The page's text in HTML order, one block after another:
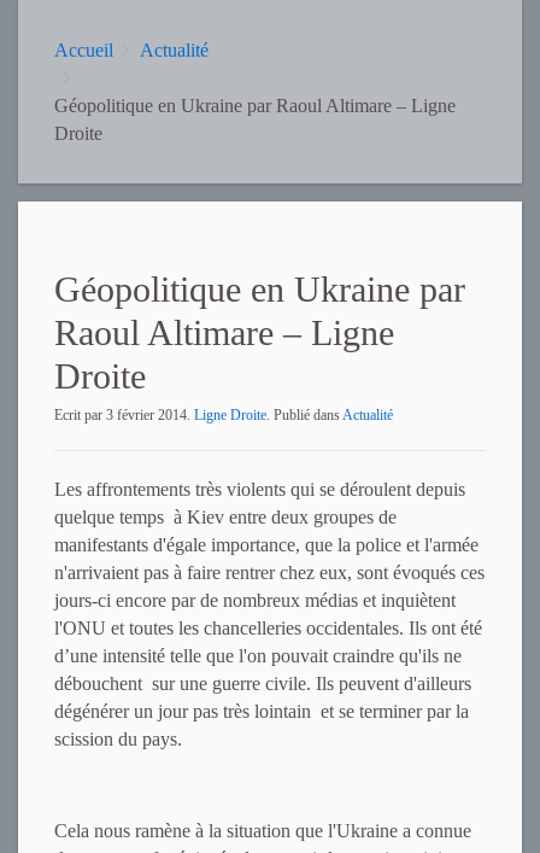
Accueil Actualité
Géopolitique en Ukraine par Raoul Altimare – Ligne
Droite
Géopolitique en Ukraine par
Raoul Altimare – Ligne
Droite
Ecrit par 3 février 2014. Ligne Droite. Publié dansActualité
Les affrontements très violents qui se déroulent depuis
quelque temps à Kiev entre deux groupes de
manifestants d'égale importance, que la police et l'armée
n'arrivaient pas à faire rentrer chez eux, sont évoqués ces
jours-ci encore par de nombreux médias et inquiètent
l'ONU et toutes les chancelleries occidentales. Ils ont été
d’une intensité telle que l'on pouvait craindre qu'ils ne
débouchent sur une guerre civile. Ils peuvent d'ailleurs
dégénérer un jour pas très lointain et se terminer par la
scission du pays.
Cela nous ramène à la situation que l'Ukraine a connue